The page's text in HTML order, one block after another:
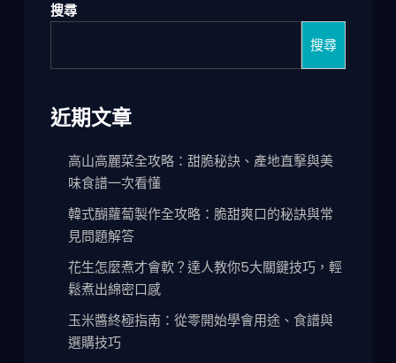
搜尋
搜尋
近期文章
高山高麗菜全攻略：甜脆秘訣、產地直擊與美
味食譜一次看懂
韓式醐蘿蔔製作全攻略：脆甜爽口的秘訣與常
見問題解答
花生怎麼煮才會軟？達人教你5大關鍵技巧，輕
鬆煮出綿密口感
玉米醬終極指南：從零開始學會用途、食譜與
選購技巧